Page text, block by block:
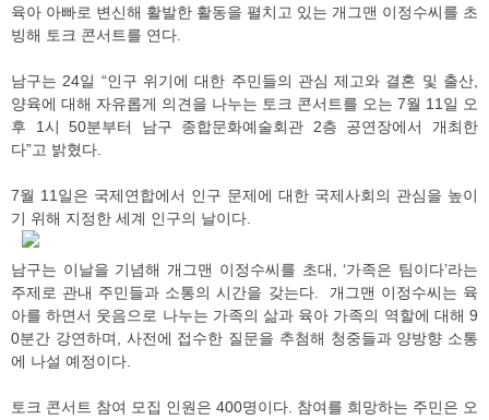
육아 아빠로 변신해 활발한 활동을 펼치고 있는 개그맨 이정수씨를 초
빙해 토크 콘서트를 연다.
남구는 24일 “인구 위기에 대한 주민들의 관심 제고와 결혼 및 출산,
양육에 대해 자유롭게 의견을 나누는 토크 콘서트를 오는 7월 11일 오
후 1시 50분부터 남구 종합문화예술회관 2층 공연장에서 개최한
다”고 밝혔다.
7월 11일은 국제연합에서 인구 문제에 대한 국제사회의 관심을 높이
기 위해 지정한 세계 인구의 날이다.
남구는 이날을 기념해 개그맨 이정수씨를 초대, ‘가족은 팀이다’라는
주제로 관내 주민들과 소통의 시간을 갖는다. 개그맨 이정수씨는 육
아를 하면서 웃음으로 나누는 가족의 삶과 육아 가족의 역할에 대해 9
0분간 강연하며, 사전에 접수한 질문을 추첨해 청중들과 양방향 소통
에 나설 예정이다.
토크 콘서트 참여 모집 인원은 400명이다. 참여를 희망하는 주민은 오